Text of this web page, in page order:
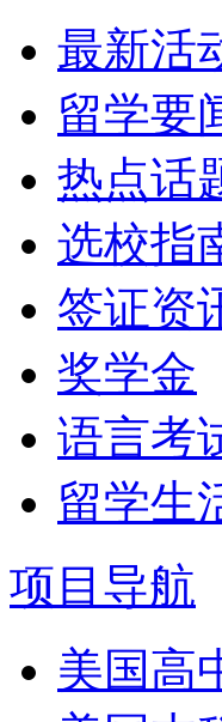
最新活
留学要
热点话
选校指
签证资
奖学金
语言考
留学生
项目导航
美国高